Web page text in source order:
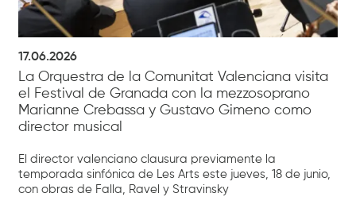
17.06.2026
La Orquestra de la Comunitat Valenciana visita
el Festival de Granada con la mezzosoprano
Marianne Crebassa y Gustavo Gimeno como
director musical
El director valenciano clausura previamente la
temporada sinfónica de Les Arts este jueves, 18 de junio,
con obras de Falla, Ravel y Stravinsky